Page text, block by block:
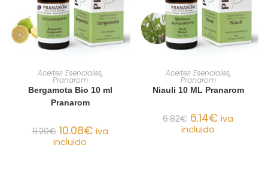
AÑADIR AL CARRITO
Aceites Esenciales,
Pranarom
Bergamota Bio 10 ml
Pranarom
11.20€ 10.08€ iva
incluido
AÑADIR AL CARRITO
Aceites Esenciales,
Pranarom
Niauli 10 ML Pranarom
6.82€ 6.14€ iva
incluido